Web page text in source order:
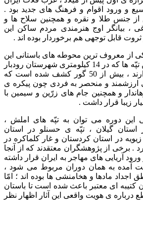
و ورود اقوام و فرهنگ های جدید بود .
جنس طلا و نقره و همچنین سلاح ها و
، بیانگر اوج هنرمندی مردم ساکن این
قابل توجهی هم برخوردار بوده اند .
از معروف ترین محوطه های باستانی این
دوره است . در بالای این تپّه ها که در 14 کیلومتری شهرستان رودبار
در استان گیلان قرار دارند ، بیش از 50 گور کشف شده است که
ارزشمند و منحصر به فردی چون پیکره ی
و همچنین جام های زرّین و سیمین با
زیبا قرار داشت .
این دوره می توان به تپّه های املش ،
استان گیلان ، تپّه ی حسنلو در استان
زیویه در استان کردستان و غار کلماکره در
. برخی از پژوهشگران معتقدند که از آنجا
آریایی های مهاجر به ایران قرار داشته
آمده به همان دوران مربوط می شود ،
اجداد مادها و هخامنشی ها بوده اند ؛ امّا
ای معتبر باعث شده است تا باستان
درباره ی هویت واقعی این آثار اظهار نظر